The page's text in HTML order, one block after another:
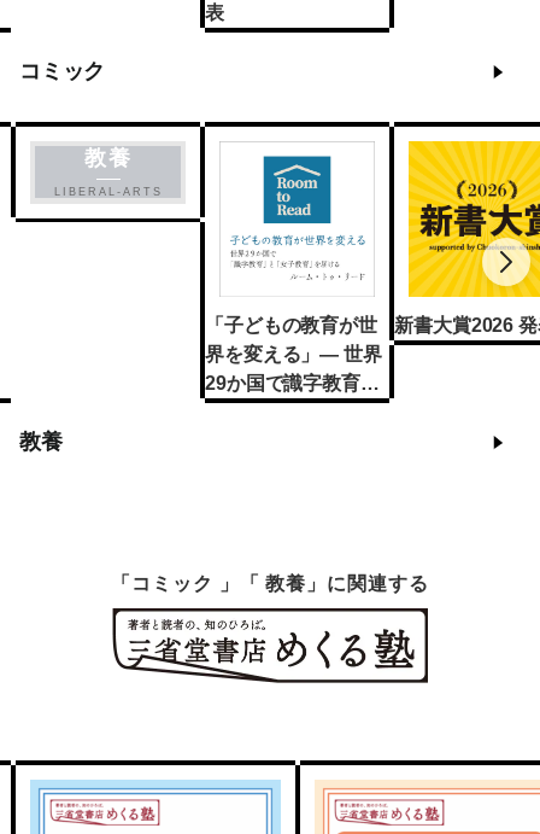
表
コミック
教養
LIBERAL-ARTS
「子どもの教育が世
界を変える」— 世界
29か国で識字教育と
新書大賞2026
教養
「コミック 」「 教養」に関連する